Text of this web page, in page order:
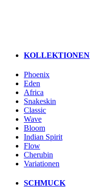
KOLLEKTIONEN
Phoenix
Eden
Africa
Snakeskin
Classic
Wave
Bloom
Indian Spirit
Flow
Cherubin
Variationen
SCHMUCK